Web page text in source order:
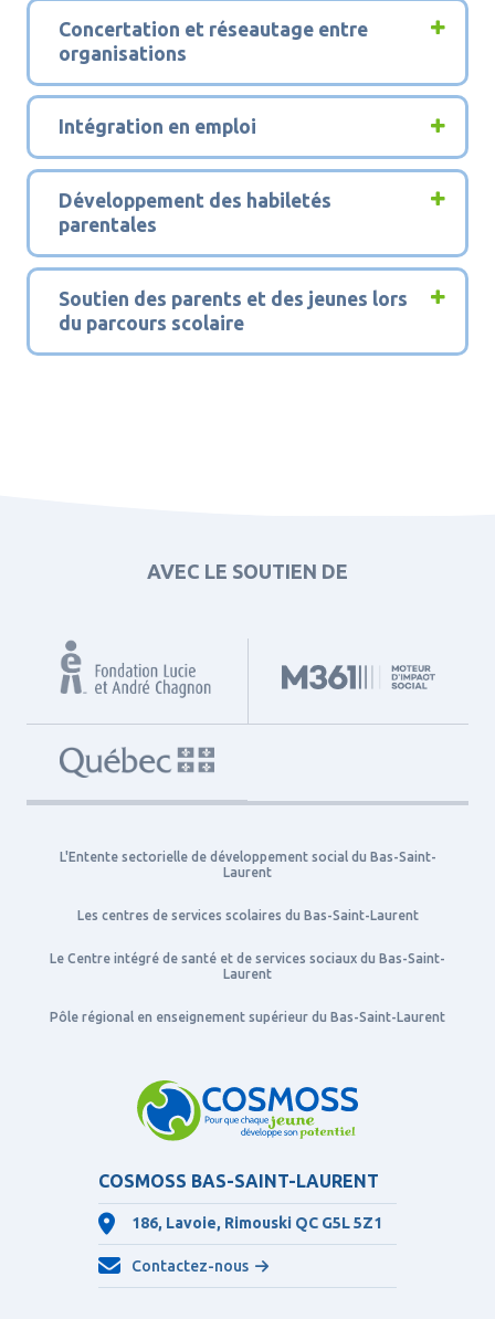
9
Concertation et réseautage entre
organisations
10
Intégration en emploi
11
Développement des habiletés
parentales
12
Soutien des parents et des jeunes lors
du parcours scolaire
AVEC LE SOUTIEN DE
L'Entente sectorielle de développement social du Bas-Saint-
Laurent
Les centres de services scolaires du Bas-Saint-Laurent
Le Centre intégré de santé et de services sociaux du Bas-Saint-
Laurent
Pôle régional en enseignement supérieur du Bas-Saint-Laurent
COSMOSS BAS-SAINT-LAURENT
186, Lavoie, Rimouski QC G5L 5Z1
Contactez-nous